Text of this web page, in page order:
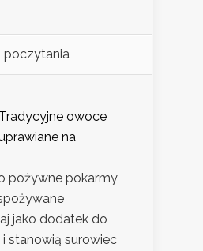
poczytania
Tradycyjne owoce
na
pożywne pokarmy,
jako dodatek do
i stanowią surowiec